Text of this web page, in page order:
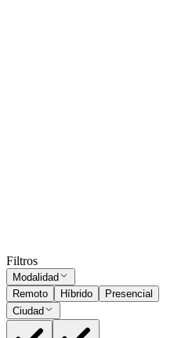
Filtros
Modalidad
Remoto
Híbrido
Presencial
Ciudad